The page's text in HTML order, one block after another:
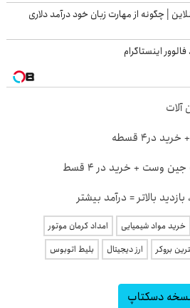
| چگونه از مهارت زبان خود درآمد دلاری
اینستاگرام
بالاتر = درآمد بیشتر
خرید مواد شیمیایی
امداد کرمان موتور
بروکر ارز دیجیتال بلیط اتوبوس
دسکتاپ